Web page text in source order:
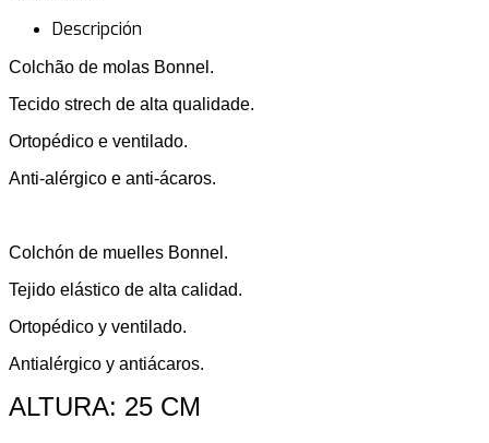
Descripción
Colchão de molas Bonnel.
Tecido strech de alta qualidade.
Ortopédico e ventilado.
Anti-alérgico e anti-ácaros.
Colchón de muelles Bonnel.
Tejido elástico de alta calidad.
Ortopédico y ventilado.
Antialérgico y antiácaros.
ALTURA: 25 CM